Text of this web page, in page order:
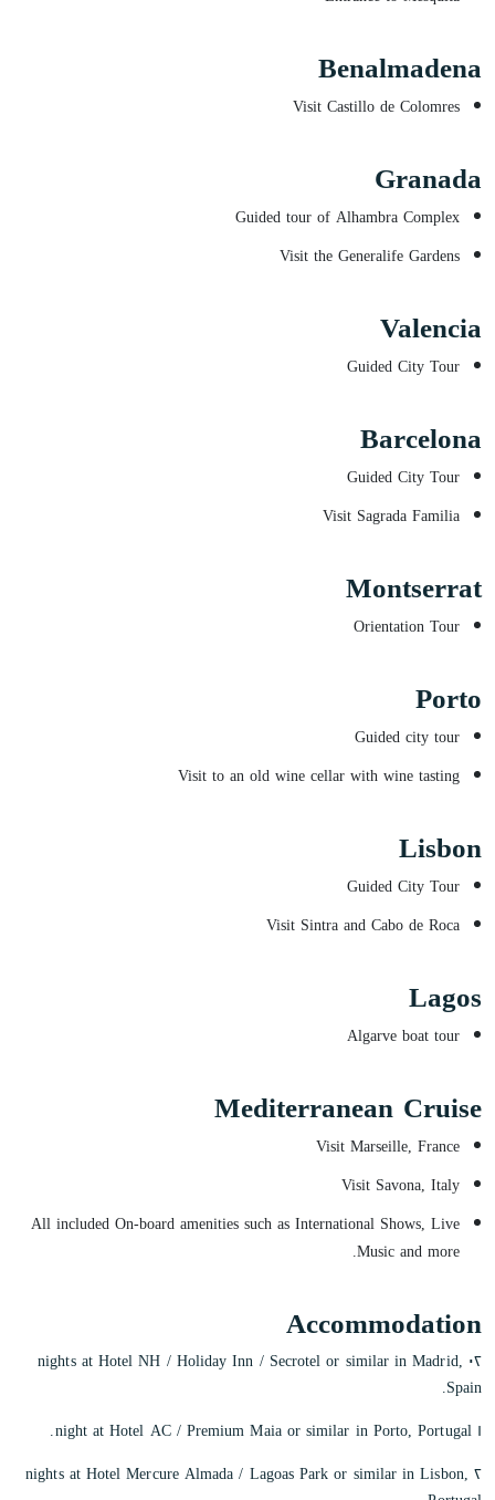
Benalmadena
Visit Castillo de Colomres
Granada
Guided tour of Alhambra Complex
Visit the Generalife Gardens
Valencia
Guided City Tour
Barcelona
Guided City Tour
Visit Sagrada Familia
Montserrat
Orientation Tour
Porto
Guided city tour
Visit to an old wine cellar with wine tasting
Lisbon
Guided City Tour
Visit Sintra and Cabo de Roca
Lagos
Algarve boat tour
Mediterranean Cruise
Visit Marseille, France
Visit Savona, Italy
All included On-board amenities such as International Shows, Live
Music and more.
Accommodation
٠٢ nights at Hotel NH / Holiday Inn / Secrotel or similar in Madrid,
Spain.
١ night at Hotel AC / Premium Maia or similar in Porto, Portugal.
٢ nights at Hotel Mercure Almada / Lagoas Park or similar in Lisbon,